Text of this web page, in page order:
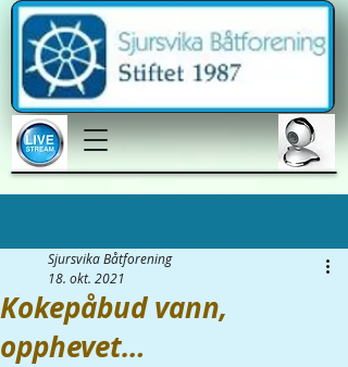
Kokepåbud vann,
opphevet…
Sjursvika Båtforening
18. okt. 2021